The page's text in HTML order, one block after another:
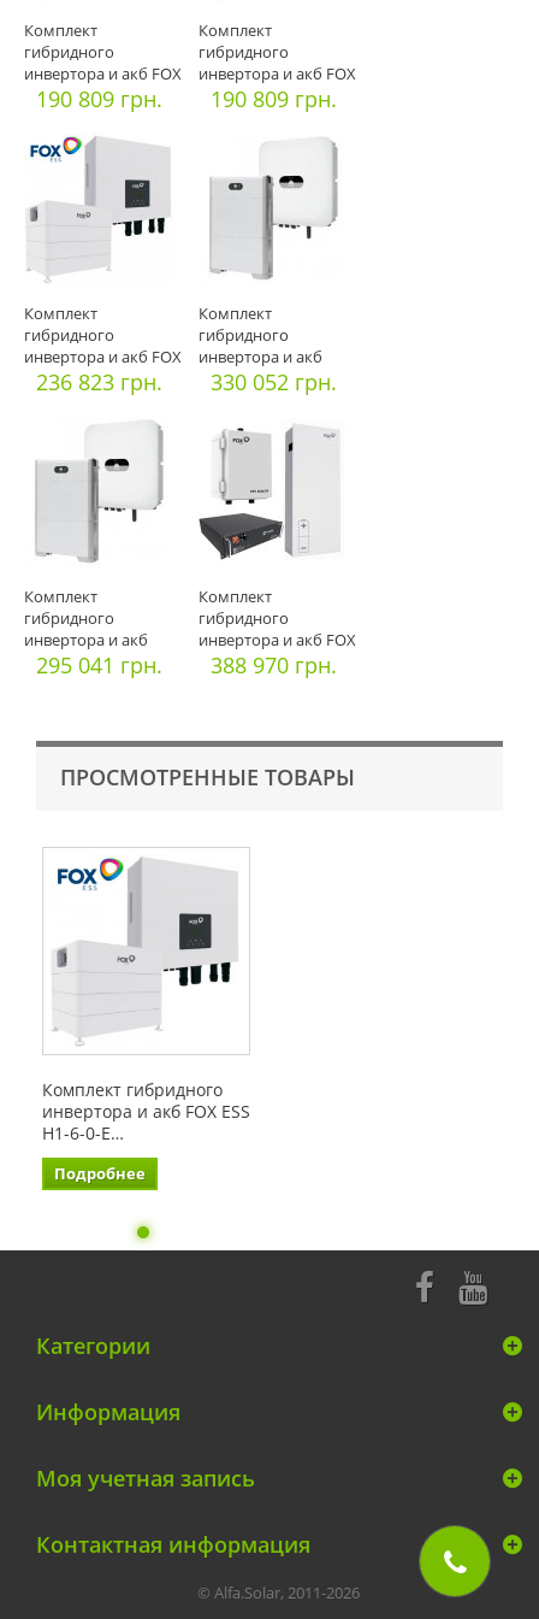
Комплект
гибридного
инвертора и акб FOX
ESS H1-5-0-E (I-5/B-
190 809 грн.
Комплект
гибридного
инвертора и акб FOX
ESS H1-5-0-E (I-5/B-
190 809 грн.
Комплект
гибридного
инвертора и акб FOX
ESS H1-6-0-E (I-6/B-
236 823 грн.
Комплект
гибридного
инвертора и акб
Huawei SUN2000-
330 052 грн.
Комплект
гибридного
инвертора и акб
Huawei SUN2000-
295 041 грн.
Комплект
гибридного
инвертора и акб FOX
ESS Three Phase 10.0
388 970 грн.
ПРОСМОТРЕННЫЕ ТОВАРЫ
Комплект гибридного
инвертора и акб FOX ESS
H1-6-0-E…
Подробнее
Категории
Информация
Моя учетная запись
Контактная информация
© Alfa.Solar, 2011-2026